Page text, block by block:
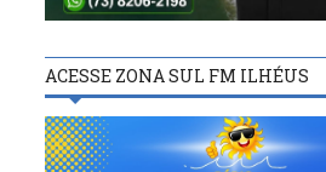
ACESSE ZONA SUL FM ILHÉUS